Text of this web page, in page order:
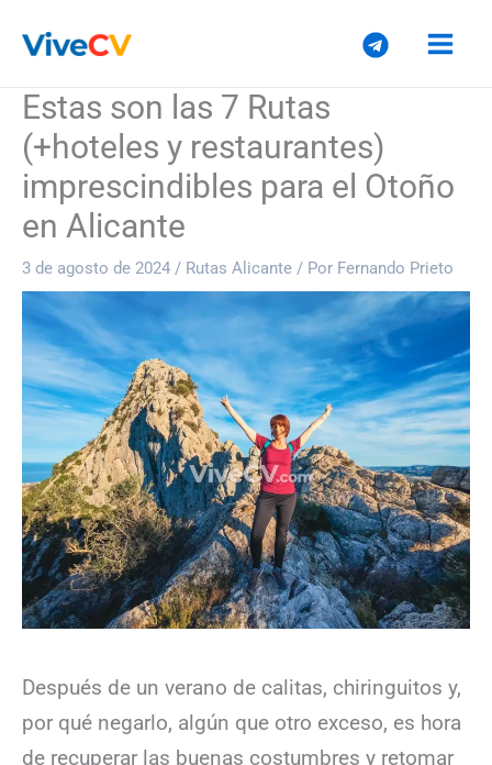
contenido
Estas son las 7 Rutas
(+hoteles y restaurantes)
imprescindibles para el Otoño
en Alicante
3 de agosto de 2024 / Rutas Alicante / Por Fernando Prieto
Después de un verano de calitas, chiringuitos y,
por qué negarlo, algún que otro exceso, es hora
de recuperar las buenas costumbres y retomar